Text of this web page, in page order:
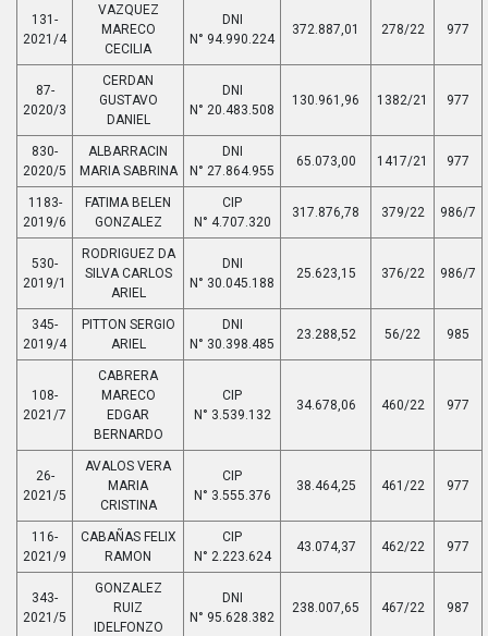
131-
2021/4
VAZQUEZ
MARECO
CECILIA
DNI
N° 94.990.224
372.887,01 278/22 977
87-
2020/3
CERDAN
GUSTAVO
DANIEL
DNI
N° 20.483.508
130.961,96 1382/21 977
830-
2020/5
ALBARRACIN
MARIA SABRINA
DNI
N° 27.864.955
65.073,00 1417/21 977
1183-
2019/6
FATIMA BELEN
GONZALEZ
CIP
N° 4.707.320
317.876,78 379/22 986/7
530-
2019/1
RODRIGUEZ DA
SILVA CARLOS
ARIEL
DNI
N° 30.045.188
25.623,15 376/22 986/7
345-
2019/4
PITTON SERGIO
ARIEL
DNI
N° 30.398.485
23.288,52 56/22 985
108-
2021/7
CABRERA
MARECO
EDGAR
BERNARDO
CIP
N° 3.539.132
34.678,06 460/22 977
26-
2021/5
AVALOS VERA
MARIA
CRISTINA
CIP
N° 3.555.376
38.464,25 461/22 977
116-
2021/9
CABAÑAS FELIX
RAMON
CIP
N° 2.223.624
43.074,37 462/22 977
343-
2021/5
GONZALEZ
RUIZ
IDELFONZO
DNI
N° 95.628.382
238.007,65 467/22 987